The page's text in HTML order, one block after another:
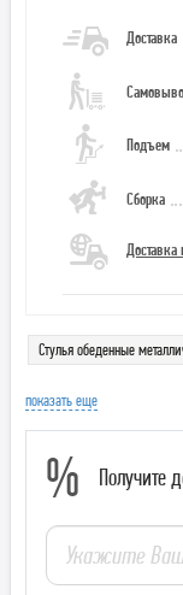
Доставка
Подъем
Сборка
Доставка
Стулья обеденные
показать еще
% Получите